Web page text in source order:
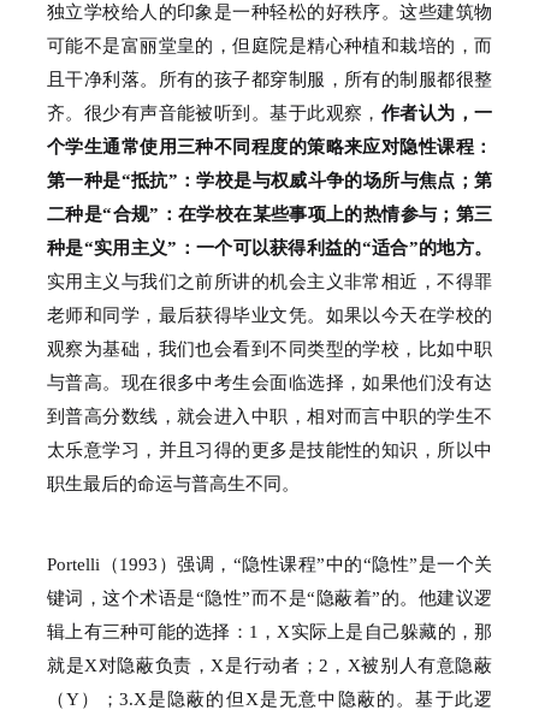
独立学校给人的印象是一种轻松的好秩序。这些建筑物
可能不是富丽堂皇的，但庭院是精心种植和栽培的，而
且干净利落。
所有的孩子都穿制服，所有的制服都很整
齐。 很少有声音能被听到。基于此观察， 作者认为，一
个学生通常使用三种不同程度的策略来应对隐性课程：
第一种是“抵抗”：学校是与权威斗争的场所与焦点； 第
二种是“合规”： 在学校在某些事项上的热情参与； 第三
种是“实用主义”： 一个可以获得利益的“适合”的地方。
实用主义与我们之前所讲的机会主义非常相近，不得罪
老师和同学，最后获得毕业文凭。 如果以今天在学校的
观察为基础，我们也会看到不同类型的学校，比如中职
与普高。 现在很多中考生会面临选择，如果他们没有达
到普高分数线，就会进入中职，相对而言中职的学生不
太乐意学习，并且习得的更多是技能性的知识，所以中
职生最后的命运与普高生不同。
Portelli（1993）强调，“隐性课程”中的“隐性”是一个关
键词，这个术语是“隐性”而不是“隐蔽着”的。 他建议逻
辑上有三种可能的选择： 1，X实际上是自己躲藏的，那
就是X对隐蔽负责，X是行动者； 2，X被别人有意隐蔽
（Y）； 3.X是隐蔽的但X是无意中隐蔽的。基于此逻